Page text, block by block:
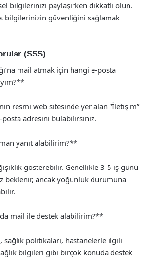
bilgilerinizi paylaşırken dikkatli olun.
bilgilerinizin güvenliğini sağlamak
(SSS)
mail atmak için hangi e-posta
resmi web sitesinde yer alan “İletişim”
posta adresini bulabilirsiniz.
yanıt alabilirim?**
gösterebilir. Genellikle 3-5 iş günü
beklenir, ancak yoğunluk durumuna
mail ile destek alabilirim?**
sağlık politikaları, hastanelerle ilgili
bilgileri gibi birçok konuda destek